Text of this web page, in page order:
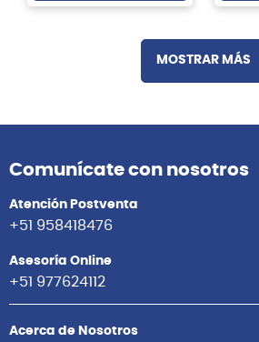
MOSTRAR MÁS
Comunícate con nosotros
Atención Postventa
+51 958418476
Asesoría Online
+51 977624112
Acerca de Nosotros